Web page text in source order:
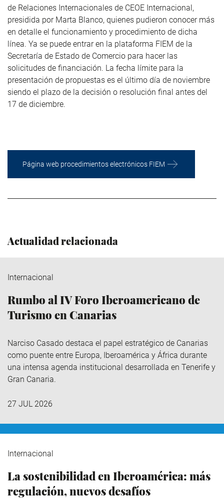
de Relaciones Internacionales de CEOE Internacional,
presidida por Marta Blanco, quienes pudieron conocer más
en detalle el funcionamiento y procedimiento de dicha
línea. Ya se puede entrar en la plataforma FIEM de la
Secretaría de Estado de Comercio para hacer las
solicitudes de financiación. La fecha límite para la
presentación de propuestas es el último día de noviembre
siendo el plazo de la decisión o resolución final antes del
17 de diciembre.
Página web procedimientos electrónicos FIEM
Actualidad relacionada
Internacional
Rumbo al IV Foro Iberoamericano de
Turismo en Canarias
Narciso Casado destaca el papel estratégico de Canarias
como puente entre Europa, Iberoamérica y África durante
una intensa agenda institucional desarrollada en Tenerife y
Gran Canaria.
27 JUL 2026
Internacional
La sostenibilidad en Iberoamérica: más
regulación, nuevos desafíos